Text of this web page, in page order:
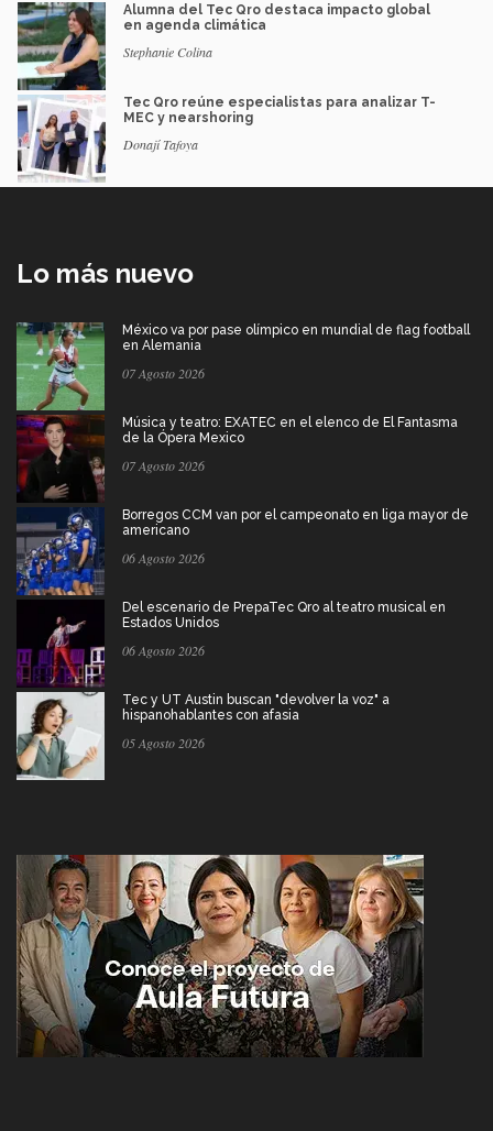
Alumna del Tec Qro destaca impacto global
en agenda climática
Stephanie Colina
Tec Qro reúne especialistas para analizar T-
MEC y nearshoring
Donají Tafoya
Lo más nuevo
México va por pase olímpico en mundial de flag football
en Alemania
07 Agosto 2026
Música y teatro: EXATEC en el elenco de El Fantasma
de la Ópera Mexico
07 Agosto 2026
Borregos CCM van por el campeonato en liga mayor de
americano
06 Agosto 2026
Del escenario de PrepaTec Qro al teatro musical en
Estados Unidos
06 Agosto 2026
Tec y UT Austin buscan "devolver la voz" a
hispanohablantes con afasia
05 Agosto 2026